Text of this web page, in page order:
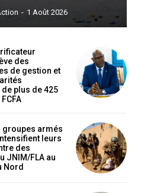
- 1 Août 2026
des
de gestion et
plus de 425
groupes armés
leurs
des
JNIM/FLA au
Nord